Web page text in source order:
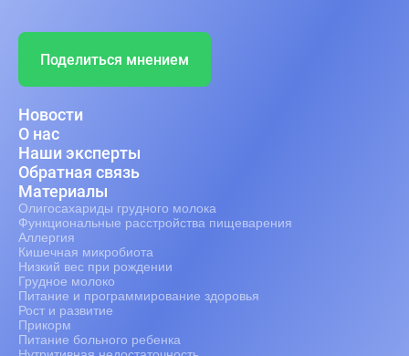
Поделиться мнением
Новости
О нас
Наши эксперты
Обратная связь
Материалы
Олигосахариды грудного молока
Функциональные расстройства пищеварения
Аллергия
Кишечная микробиота
Низкий вес при рождении
Грудное молоко
Питание и программирование здоровья
Рост и развитие
Прикорм
Питание больного ребенка